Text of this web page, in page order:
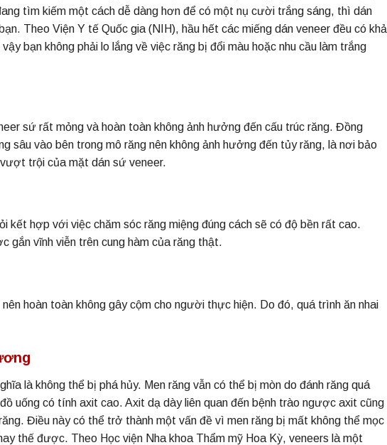
tìm kiếm một cách dễ dàng hơn để có một nụ cười trắng sáng, thì dán
Theo Viện Y tế Quốc gia (NIH), hầu hết các miếng dán veneer đều có khả
bạn không phải lo lắng về việc răng bị đổi màu hoặc nhu cầu làm trắng
sứ rất mỏng và hoàn toàn không ảnh hưởng đến cấu trúc răng. Đồng
sâu vào bên trong mô răng nên không ảnh hưởng đến tủy răng, là nơi bảo
trội của mặt dán sứ veneer.
kết hợp với việc chăm sóc răng miệng đúng cách sẽ có độ bền rất cao.
gắn vĩnh viễn trên cung hàm của răng thật.
hoàn toàn không gây cộm cho người thực hiện. Do đó, quá trình ăn nhai
là không thể bị phá hủy. Men răng vẫn có thể bị mòn do đánh răng quá
uống có tính axit cao. Axit dạ dày liên quan đến bệnh trào ngược axit cũng
Điều này có thể trở thành một vấn đề vì men răng bị mất không thể mọc
thế được. Theo Học viện Nha khoa Thẩm mỹ Hoa Kỳ, veneers là một